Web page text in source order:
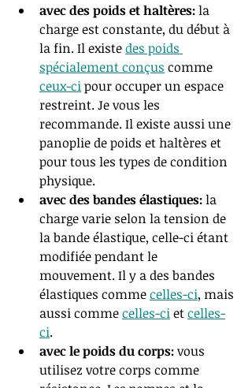
avec des poids et haltères: la
charge est constante, du début à
la fin. Il existe des poids
spécialement conçus comme
ceux-ci pour occuper un espace
restreint. Je vous les
recommande. Il existe aussi une
panoplie de poids et haltères et
pour tous les types de condition
physique.
avec des bandes élastiques: la
charge varie selon la tension de
la bande élastique, celle-ci étant
modifiée pendant le
mouvement. Il y a des bandes
élastiques comme celles-ci, mais
aussi comme celles-ci et celles-
ci.
avec le poids du corps: vous
utilisez votre corps comme